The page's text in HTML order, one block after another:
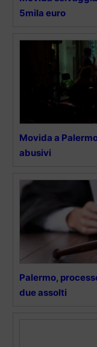
5mila euro
Movida a
abusivi
Palermo,
due assolti